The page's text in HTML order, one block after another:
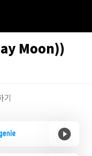
Moon))
기